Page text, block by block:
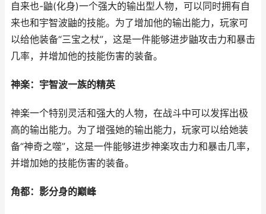
自来也-鼬(化身)一个强大的输出型人物，可以同时拥有自
来也和宇智波鼬的技能。为了增加他的输出能力，玩家可
以给他装备“三宝之杖”，这是一件能够进步鼬攻击力和暴击
几率，并增加他的技能伤害的装备。
神楽：宇智波一族的精英
神楽一个特别灵活和强大的人物，在战斗中可以发挥出极
高的输出能力。为了增强她的输出能力，玩家可以给她装
备“神奇之噬”，这是一件能够进步神楽攻击力和暴击几率，
并增加她的技能伤害的装备。
角都：影分身的巅峰